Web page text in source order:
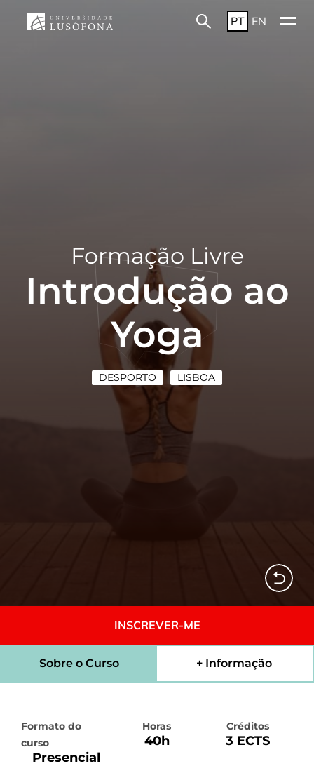
PT EN
Formação Livre
Introdução ao
Yoga
DESPORTO LISBOA
INSCREVER-ME
Sobre o Curso + Informação
Formato do
curso
Presencial
Horas
40h
Créditos
3 ECTS